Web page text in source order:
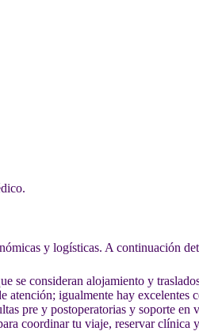
y logísticas. A continuación
se consideran alojamiento y
igualmente hay excelentes
pre y postoperatorias y soporte
coordinar tu viaje, reservar clínica